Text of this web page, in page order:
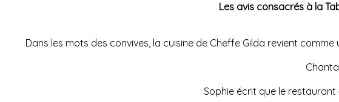
Les avis consacrés à la
Dans les mots des convives, la cuisine de Cheffe Gilda revient
Sophie écrit que le restaurant